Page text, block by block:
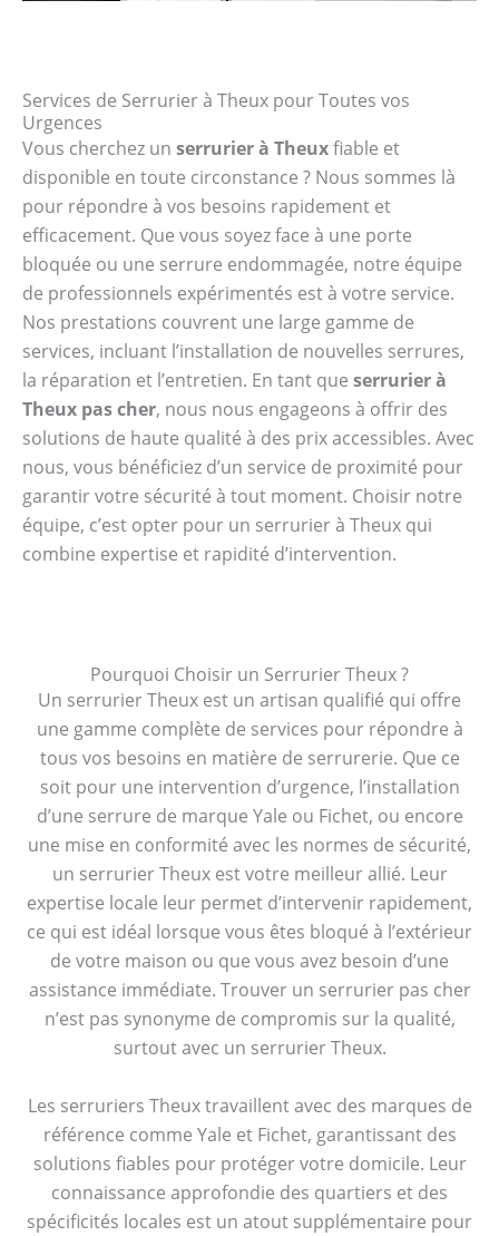
Services de Serrurier à Theux pour Toutes vos
Urgences
Vous cherchez un serrurier à Theuxfiable et
disponible en toute circonstance ? Nous sommes là
pour répondre à vos besoins rapidement et
efficacement. Que vous soyez face à une porte
bloquée ou une serrure endommagée, notre équipe
de professionnels expérimentés est à votre service.
Nos prestations couvrent une large gamme de
services, incluant l’installation de nouvelles serrures,
la réparation et l’entretien. En tant que serrurier à
Theux pas cher, nous nous engageons à offrir des
solutions de haute qualité à des prix accessibles. Avec
nous, vous bénéficiez d’un service de proximité pour
garantir votre sécurité à tout moment. Choisir notre
équipe, c’est opter pour un serrurier à Theux qui
combine expertise et rapidité d’intervention.
Pourquoi Choisir un Serrurier Theux ?
Un serrurier Theux est un artisan qualifié qui offre
une gamme complète de services pour répondre à
tous vos besoins en matière de serrurerie. Que ce
soit pour une intervention d’urgence, l’installation
d’une serrure de marque Yale ou Fichet, ou encore
une mise en conformité avec les normes de sécurité,
un serrurier Theux est votre meilleur allié. Leur
expertise locale leur permet d’intervenir rapidement,
ce qui est idéal lorsque vous êtes bloqué à l’extérieur
de votre maison ou que vous avez besoin d’une
assistance immédiate. Trouver un serrurier pas cher
n’est pas synonyme de compromis sur la qualité,
surtout avec un serrurier Theux.
Les serruriers Theux travaillent avec des marques de
référence comme Yale et Fichet, garantissant des
solutions fiables pour protéger votre domicile. Leur
connaissance approfondie des quartiers et des
spécificités locales est un atout supplémentaire pour